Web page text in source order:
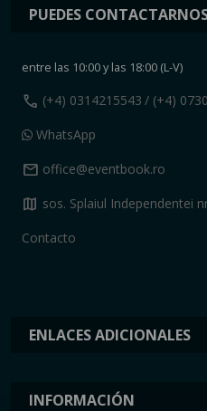
ENLACES ADICIONALES
INFORMACIÓN
PUEDES
entre las 10:00 y las 18:00 (L-V)
call (+4) 0314215543 / (+4)
WhatsApp
mail office@eventbook.ro
map sos. Splaiul Independentei
Contacto